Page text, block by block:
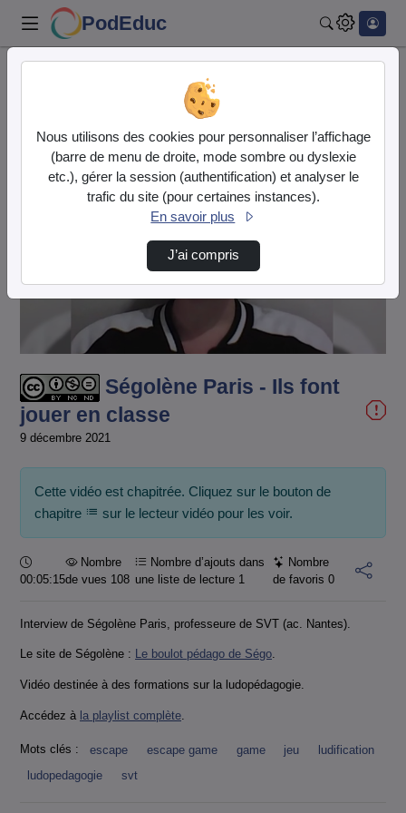
PodEduc
Ségolène Paris - Ils font jouer en classe
Lire
la
vidéo
Ségolène Paris - Ils font
jouer en classe
9 décembre 2021
Cette vidéo est chapitrée. Cliquez sur le bouton de
chapitre
sur le lecteur vidéo pour les voir.
Durée :
00:05:15
Nombre
de vues 108
Nombre d’ajouts dans
une liste de lecture 1
Nombre
de favoris 0
Interview de Ségolène Paris, professeure de SVT (ac. Nantes).
Le site de Ségolène : Le boulot pédago de Ségo.
Vidéo destinée à des formations sur la ludopédagogie.
Accédez à la playlist complète
Mots clés : escape escape game game jeu
ludification
ludopedagogie
svt
Nous utilisons des cookies pour personnaliser l’affichage
(barre de menu de droite, mode sombre ou dyslexie
etc.), gérer la session (authentification) et analyser le
trafic du site (pour certaines instances).
En savoir plus
J’ai compris